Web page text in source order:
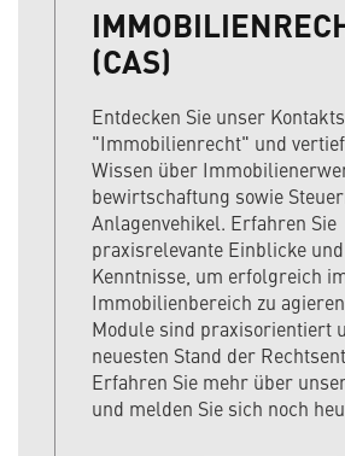
(CAS)
Entdecken Sie unser
"Immobilienrecht" und
Wissen über
bewirtschaftung sowie
Anlagenvehikel. Erfahren Sie
praxisrelevante Einblicke
Kenntnisse, um erfolgreich
Immobilienbereich zu
Module sind praxisorientiert
neuesten Stand der
Erfahren Sie mehr über
und melden Sie sich noch